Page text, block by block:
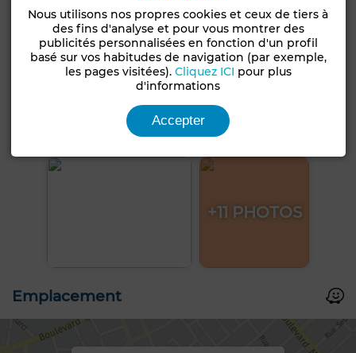
+11 PHOTOS
Emplacement
Nous utilisons nos propres cookies et ceux de tiers à
des fins d'analyse et pour vous montrer des
publicités personnalisées en fonction d'un profil
basé sur vos habitudes de navigation (par exemple,
les pages visitées). Cliquez ICI pour plus
d'informations
Accepter